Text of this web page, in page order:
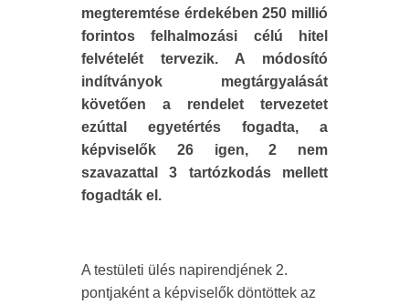
megteremtése érdekében 250 millió
forintos felhalmozási célú hitel
felvételét tervezik. A módosító
indítványok megtárgyalását
követően a rendelet tervezetet
ezúttal egyetértés fogadta, a
képviselők 26 igen, 2 nem
szavazattal 3 tartózkodás mellett
fogadták el.
A testületi ülés napirendjének 2.
pontjaként a képviselők döntöttek az